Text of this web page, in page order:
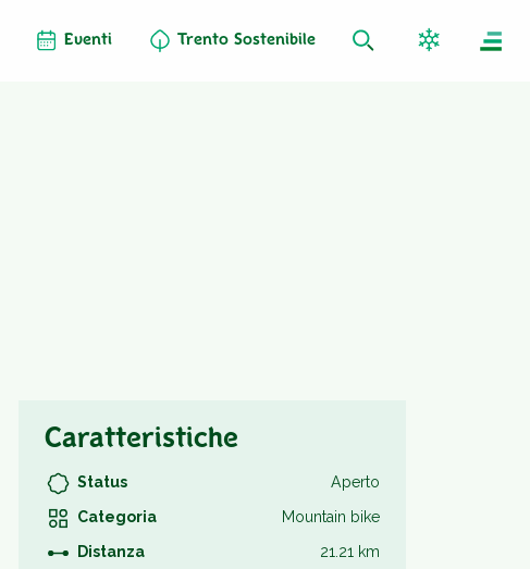
Eventi Trento Sostenibile
Caratteristiche
Status
Aperto
Categoria
Mountain bike
Distanza
21.21 km